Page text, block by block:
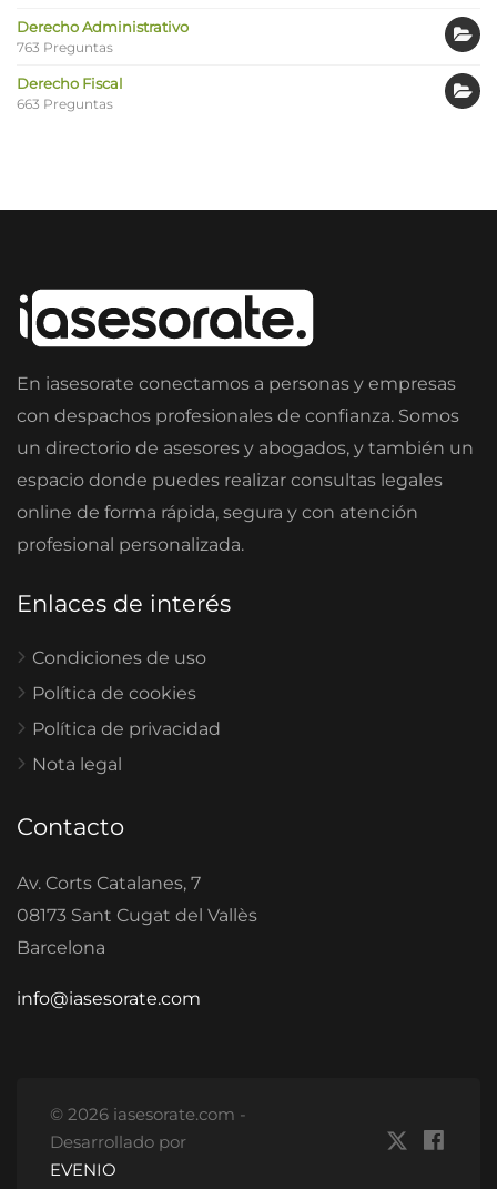
Derecho Administrativo
763 Preguntas
Derecho Fiscal
663 Preguntas
En iasesorate conectamos a personas y empresas
con despachos profesionales de confianza. Somos
un directorio de asesores y abogados, y también un
espacio donde puedes realizar consultas legales
online de forma rápida, segura y con atención
profesional personalizada.
Enlaces de interés
Condiciones de uso
Política de cookies
Política de privacidad
Nota legal
Contacto
Av. Corts Catalanes, 7
08173 Sant Cugat del Vallès
Barcelona
info@iasesorate.com
© 2026 iasesorate.com -
Desarrollado por
EVENIO